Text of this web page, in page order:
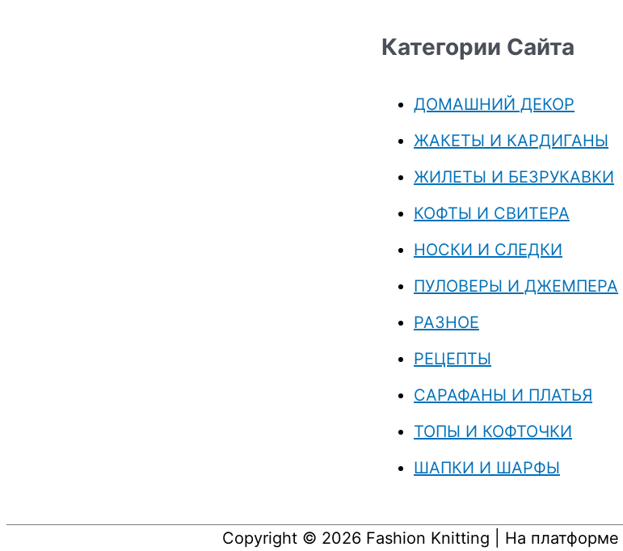
Категории Сайта
ДОМАШНИЙ ДЕКОР
ЖАКЕТЫ И КАРДИГАНЫ
ЖИЛЕТЫ И БЕЗРУКАВКИ
КОФТЫ И СВИТЕРА
НОСКИ И СЛЕДКИ
ПУЛОВЕРЫ И ДЖЕМПЕРА
РАЗНОЕ
РЕЦЕПТЫ
САРАФАНЫ И ПЛАТЬЯ
ТОПЫ И КОФТОЧКИ
ШАПКИ И ШАРФЫ
Copyright © 2026 Fashion Knitting | На платформе